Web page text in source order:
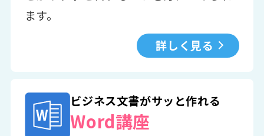
ます。
詳しく見る
ビジネス文書がサッと作れる
Word講座